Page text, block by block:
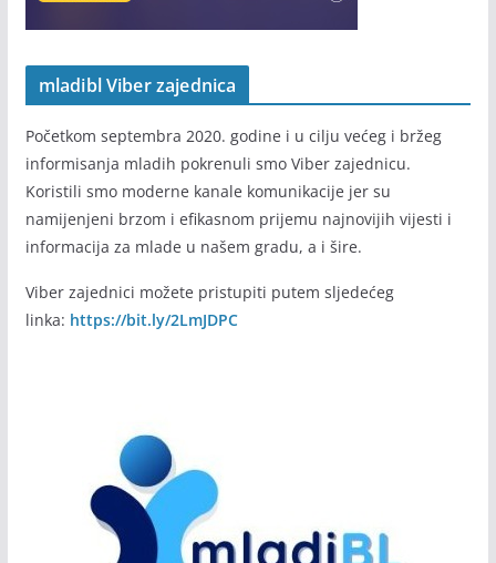
mladibl Viber zajednica
Početkom septembra 2020. godine i u cilju većeg i bržeg
Koristili smo moderne kanale komunikacije jer su
namijenjeni brzom i efikasnom prijemu najnovijih vijesti i
https://bit.ly/2LmJDPC